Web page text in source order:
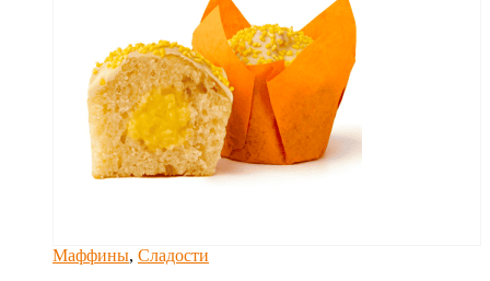
Маффины, Сладости